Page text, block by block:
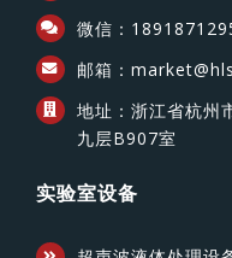
微信：
邮箱：
地址：浙江省杭州
九层B907室
实验室设备